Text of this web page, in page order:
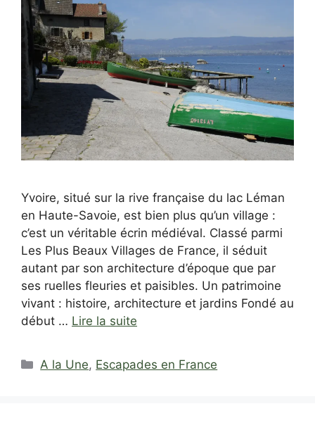
Yvoire, situé sur la rive française du lac Léman
en Haute-Savoie, est bien plus qu’un village :
c’est un véritable écrin médiéval. Classé parmi
Les Plus Beaux Villages de France, il séduit
autant par son architecture d’époque que par
ses ruelles fleuries et paisibles. Un patrimoine
vivant : histoire, architecture et jardins Fondé au
début … Lire la suite
Catégories
A la Une, Escapades en France